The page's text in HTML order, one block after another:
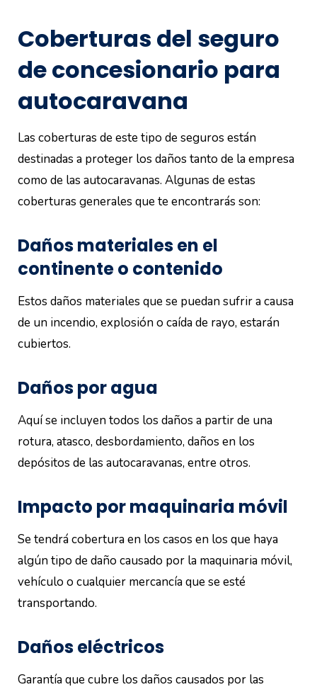
Coberturas del seguro
de concesionario para
autocaravana
Las coberturas de este tipo de seguros están
destinadas a proteger los daños tanto de la empresa
como de las autocaravanas. Algunas de estas
coberturas generales que te encontrarás son:
Daños materiales en el
continente o contenido
Estos daños materiales que se puedan sufrir a causa
de un incendio, explosión o caída de rayo, estarán
cubiertos.
Daños por agua
Aquí se incluyen todos los daños a partir de una
rotura, atasco, desbordamiento, daños en los
depósitos de las autocaravanas, entre otros.
Impacto por maquinaria móvil
Se tendrá cobertura en los casos en los que haya
algún tipo de daño causado por la maquinaria móvil,
vehículo o cualquier mercancía que se esté
transportando.
Daños eléctricos
Garantía que cubre los daños causados por las